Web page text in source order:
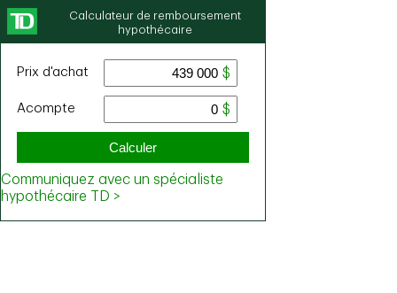
Calculateur de remboursement
hypothécaire
Prix ​​d'achat
Acompte
Calculer
Communiquez avec un spécialiste
hypothécaire TD >